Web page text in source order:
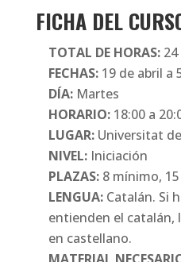
FICHA DEL
TOTAL DE HORAS:24
FECHAS:19 de abril a
DÍA: Martes
HORARIO:18:00 a
LUGAR:Universitat
NIVEL:Iniciación
PLAZAS:8 mínimo,
LENGUA:Catalán. Si
entienden el catalán,
en castellano.
MATERIAL